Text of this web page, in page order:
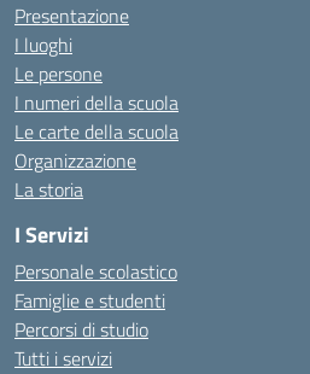
Presentazione
I luoghi
Le persone
I numeri della scuola
Le carte della scuola
Organizzazione
La storia
I Servizi
Personale scolastico
Famiglie e studenti
Percorsi di studio
Tutti i servizi